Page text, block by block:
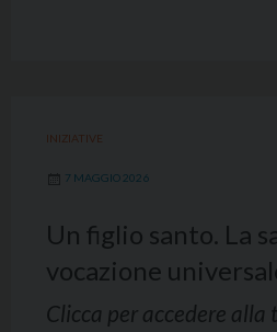
INIZIATIVE
7 MAGGIO 2026
Un figlio santo. La
vocazione
Clicca per accedere alla